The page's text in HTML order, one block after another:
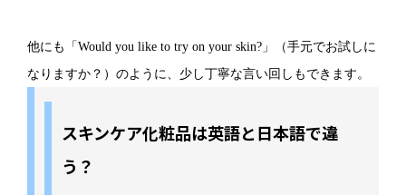
他にも「Would you like to try on your skin?」（手元でお試しに
なりますか？）のように、少し丁寧な言い回しもできます。
スキンケア化粧品は英語と日本語で違
う？